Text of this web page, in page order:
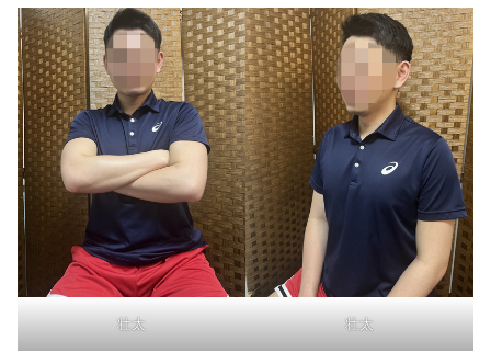
壮太 壮太